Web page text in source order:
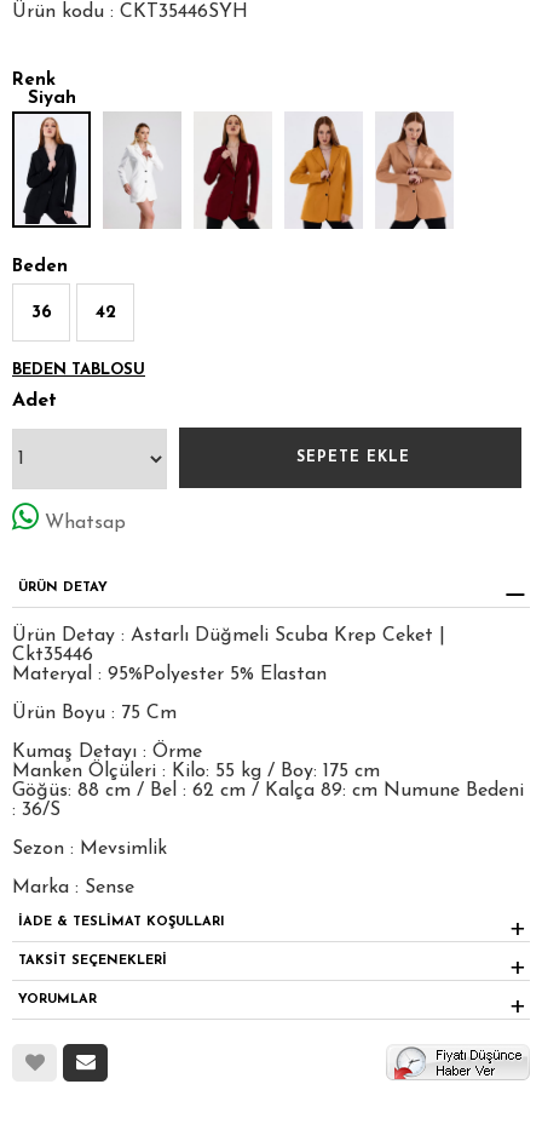
Ürün kodu : CKT35446SYH
Renk
Siyah
Beden
36 42
BEDEN TABLOSU
Adet
Whatsap
ÜRÜN DETAY
Ürün Detay : Astarlı Düğmeli Scuba Krep Ceket |
Ckt35446
Materyal : 95%Polyester 5% Elastan
Ürün Boyu : 75 Cm
Kumaş Detayı : Örme
Manken Ölçüleri : Kilo: 55 kg / Boy: 175 cm
Göğüs: 88 cm / Bel : 62 cm / Kalça 89: cm Numune Bedeni
: 36/S
Sezon : Mevsimlik
Marka : Sense
İADE & TESLİMAT KOŞULLARI
TAKSİT SEÇENEKLERİ
YORUMLAR